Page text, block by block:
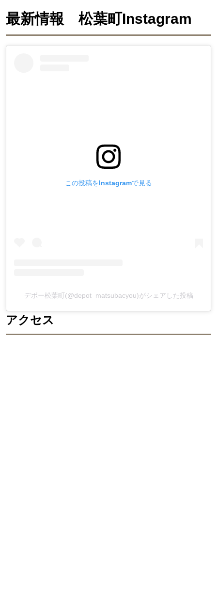
最新情報 松葉町Instagram
この投稿をInstagramで見る
デポー松葉町(@depot_matsubacyou)がシェアした投稿
アクセス